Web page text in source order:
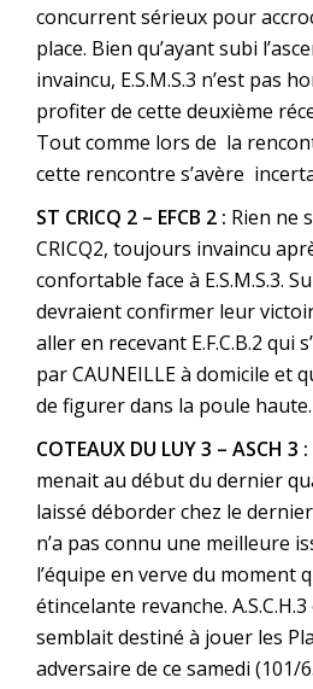
concurrent sérieux pour
place. Bien qu’ayant subi
invaincu, E.S.M.S.3 n’est pas
profiter de cette deuxième
Tout comme lors de la
cette rencontre s’avère
ST CRICQ 2 – EFCB 2 : Rien ne
CRICQ2, toujours invaincu
confortable face à E.S.M.S.3.
devraient confirmer leur
aller en recevant E.F.C.B.2 qui
par CAUNEILLE à domicile et
de figurer dans la poule haute.
COTEAUX DU LUY 3 – ASCH 3 :
menait au début du dernier
laissé déborder chez le dernier
n’a pas connu une meilleure
l’équipe en verve du moment
étincelante revanche.
semblait destiné à jouer les
adversaire de ce samedi (101/